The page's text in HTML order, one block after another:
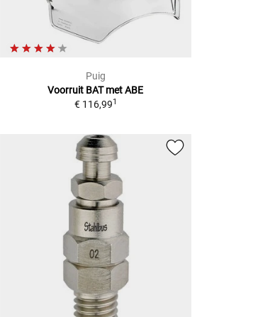
Puig
Voorruit BAT met ABE
€ 116,991